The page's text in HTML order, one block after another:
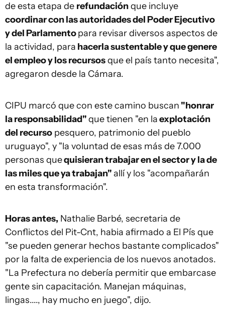
de esta etapa de refundaciónque incluye
coordinar con las autoridades del Poder Ejecutivo
y del Parlamentopara revisar diversos aspectos de
la actividad, para hacerla sustentable y que genere
el empleo y los recursosque el país tanto necesita",
agregaron desde la Cámara.
CIPU marcó que con este camino buscan "honrar
la responsabilidad"que tienen "en laexplotación
del recurso pesquero, patrimonio del pueblo
uruguayo", y "la voluntad de esas más de 7.000
personas quequisieran trabajar en el sector y la de
las miles que ya trabajan"allí y los "acompañarán
en esta transformación".
Horas antes, Nathalie Barbé, secretaria de
Conflictos del Pit-Cnt, habia afirmado a El Pís que
"se pueden generar hechos bastante complicados"
por la falta de experiencia de los nuevos anotados.
"La Prefectura no debería permitir que embarcase
gente sin capacitación. Manejan máquinas,
lingas...., hay mucho en juego", dijo.